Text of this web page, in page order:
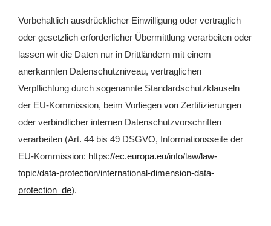
Vorbehaltlich ausdrücklicher Einwilligung oder vertraglich
oder gesetzlich erforderlicher Übermittlung verarbeiten oder
lassen wir die Daten nur in Drittländern mit einem
anerkannten Datenschutzniveau, vertraglichen
Verpflichtung durch sogenannte Standardschutzklauseln
der EU-Kommission, beim Vorliegen von Zertifizierungen
oder verbindlicher internen Datenschutzvorschriften
verarbeiten (Art. 44 bis 49 DSGVO, Informationsseite der
EU-Kommission: https://ec.europa.eu/info/law/law-
topic/data-protection/international-dimension-data-
protection_de).